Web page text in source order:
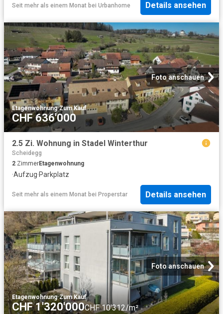
Seit mehr als einem Monat bei Urbanhome Details ansehen
Foto anschauen
Etagenwohnung·Zum Kauf
CHF 636'000
2.5 Zi. Wohnung in Stadel Winterthur
Scheidegg
2 ZimmerEtagenwohnung
·Aufzug·Parkplatz
Seit mehr als einem Monat bei Properstar Details ansehen
Foto anschauen
Etagenwohnung·Zum Kauf
CHF 1'320'000CHF 10'312/m²